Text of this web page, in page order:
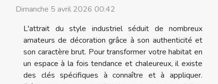
Dimanche 5 avril 2026 00:42
L'attrait du style industriel séduit de nombreux
amateurs de décoration grâce à son authenticité et
son caractère brut. Pour transformer votre habitat en
un espace à la fois tendance et chaleureux, il existe
des clés spécifiques à connaître et à appliquer.